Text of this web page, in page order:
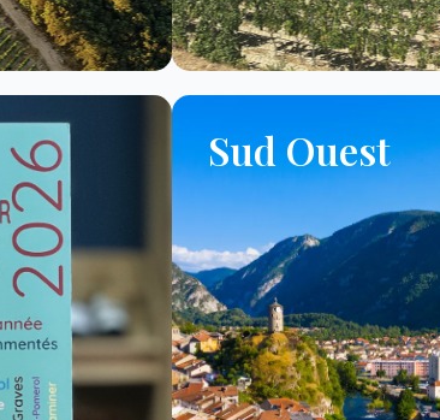
Sud Ouest